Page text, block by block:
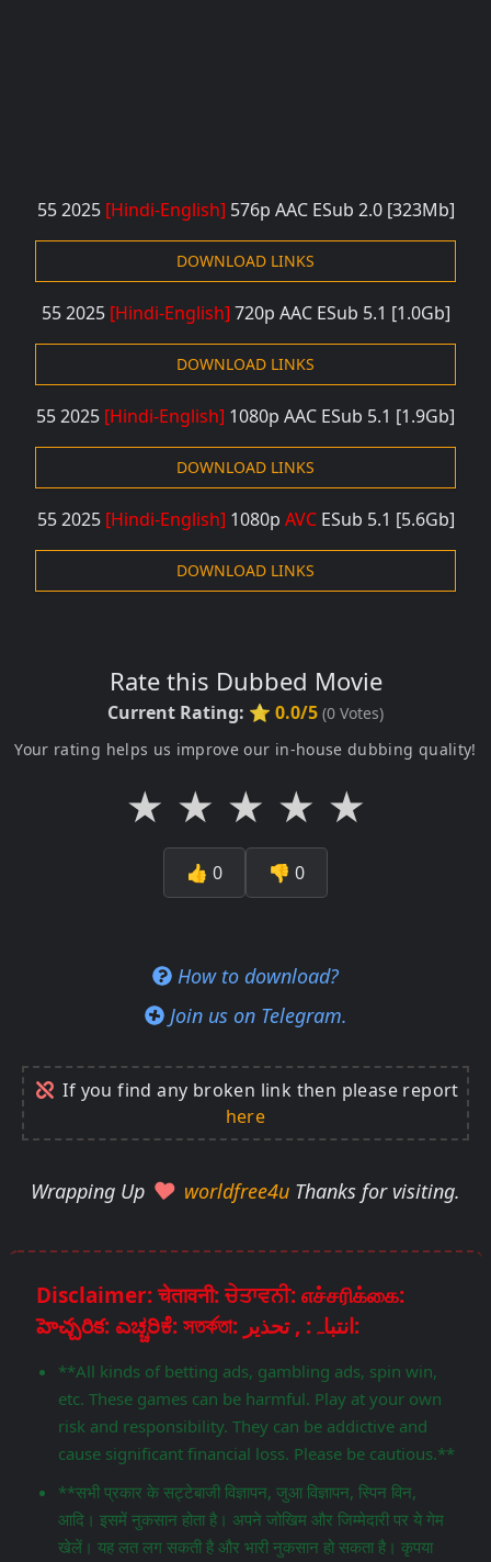
55 2025 [Hindi-English] 576p AAC ESub 2.0 [323Mb]
DOWNLOAD LINKS
55 2025 [Hindi-English] 720p AAC ESub 5.1 [1.0Gb]
DOWNLOAD LINKS
55 2025 [Hindi-English] 1080p AAC ESub 5.1 [1.9Gb]
DOWNLOAD LINKS
55 2025 [Hindi-English] 1080p AVCESub 5.1 [5.6Gb]
DOWNLOAD LINKS
Rate this Dubbed Movie
Current Rating: ⭐ 0.0/5 (0 Votes)
Your rating helps us improve our in-house dubbing quality!
★ ★ ★ ★ ★
👍 0 👎 0
How to download?
Join us on Telegram.
If you find any broken link then please report
here
Wrapping Up worldfree4u Thanks for visiting.
Disclaimer: चेतावनी: ਚੇਤਾਵਨੀ: எச்சரிக்கை:
హెచ్చరిక: ಎಚ್ಚರಿಕೆ: সতর্কতা: انتباہ: , تحذير:
**All kinds of betting ads, gambling ads, spin win,
etc. These games can be harmful. Play at your own
risk and responsibility. They can be addictive and
cause significant financial loss. Please be cautious.**
**सभी प्रकार के सट्टेबाजी विज्ञापन, जुआ विज्ञापन, स्पिन विन,
आदि। इसमें नुकसान होता है। अपने जोखिम और जिम्मेदारी पर ये गेम
खेलें। यह लत लग सकती है और भारी नुकसान हो सकता है। कृपया